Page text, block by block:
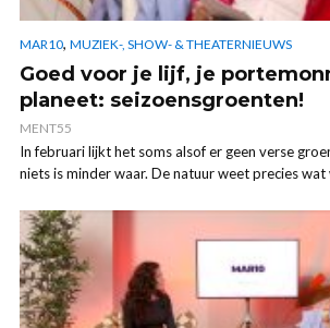
MAR10, MUZIEK-, SHOW- & THEATERNIEUWS
Goed voor je lijf, je
planeet: seizoensgroenten!
MENT55
In februari lijkt het soms alsof er geen verse
niets is minder waar. De natuur weet precies wat